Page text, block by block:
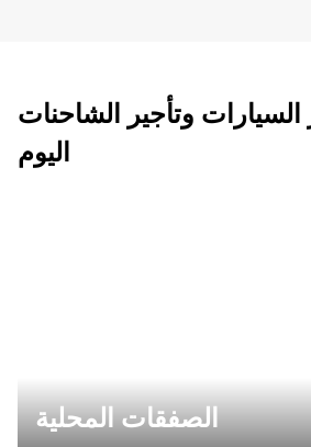
وتأجير الشاحنات
اليوم
الصفقات المحلية